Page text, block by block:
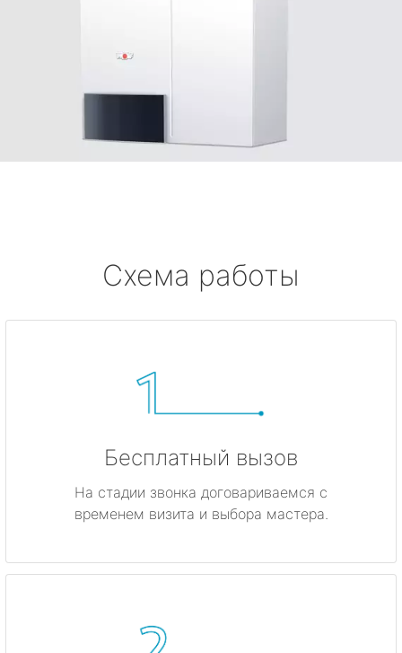
Схема работы
Бесплатный вызов
На стадии звонка договариваемся с
временем визита и выбора мастера.